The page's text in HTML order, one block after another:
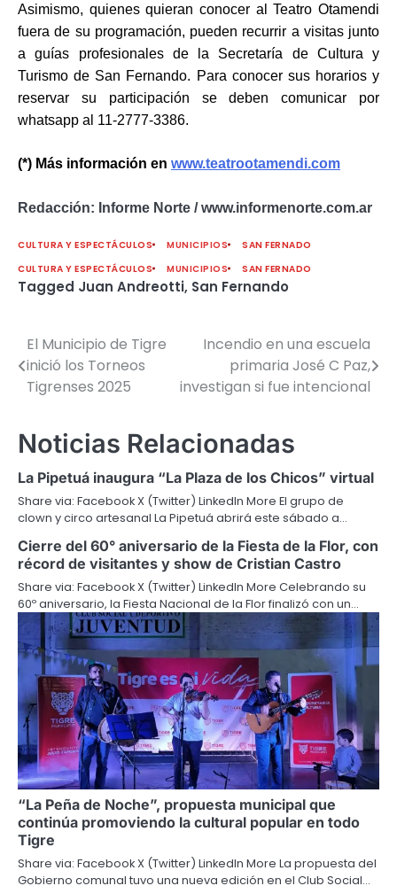
Asimismo, quienes quieran conocer al Teatro Otamendi
fuera de su programación, pueden recurrir a visitas junto
a guías profesionales de la Secretaría de Cultura y
Turismo de San Fernando. Para conocer sus horarios y
reservar su participación se deben comunicar por
whatsapp al 11-2777-3386.
(*) Más información en www.teatrootamendi.com
Redacción: Informe Norte / www.informenorte.com.ar
CULTURA Y ESPECTÁCULOS MUNICIPIOS
SAN FERNADO
CULTURA Y ESPECTÁCULOS
MUNICIPIOS SAN FERNADO
Tagged Juan Andreotti, San Fernando
Navegación
de
El Municipio de Tigre
inició los Torneos
Tigrenses 2025
Incendio en una escuela
primaria José C Paz,
investigan si fue intencional
Noticias Relacionadas
La Pipetuá inaugura “La Plaza de los Chicos” virtual
Share via: Facebook X (Twitter) LinkedIn More El grupo de
clown y circo artesanal La Pipetuá abrirá este sábado a…
Cierre del 60° aniversario de la Fiesta de la Flor, con
récord de visitantes y show de Cristian Castro
Share via: Facebook X (Twitter) LinkedIn More Celebrando su
60º aniversario, la Fiesta Nacional de la Flor finalizó con un…
“La Peña de Noche”, propuesta municipal que
continúa promoviendo la cultural popular en todo
Tigre
Share via: Facebook X (Twitter) LinkedIn More La propuesta del
Gobierno comunal tuvo una nueva edición en el Club Social…